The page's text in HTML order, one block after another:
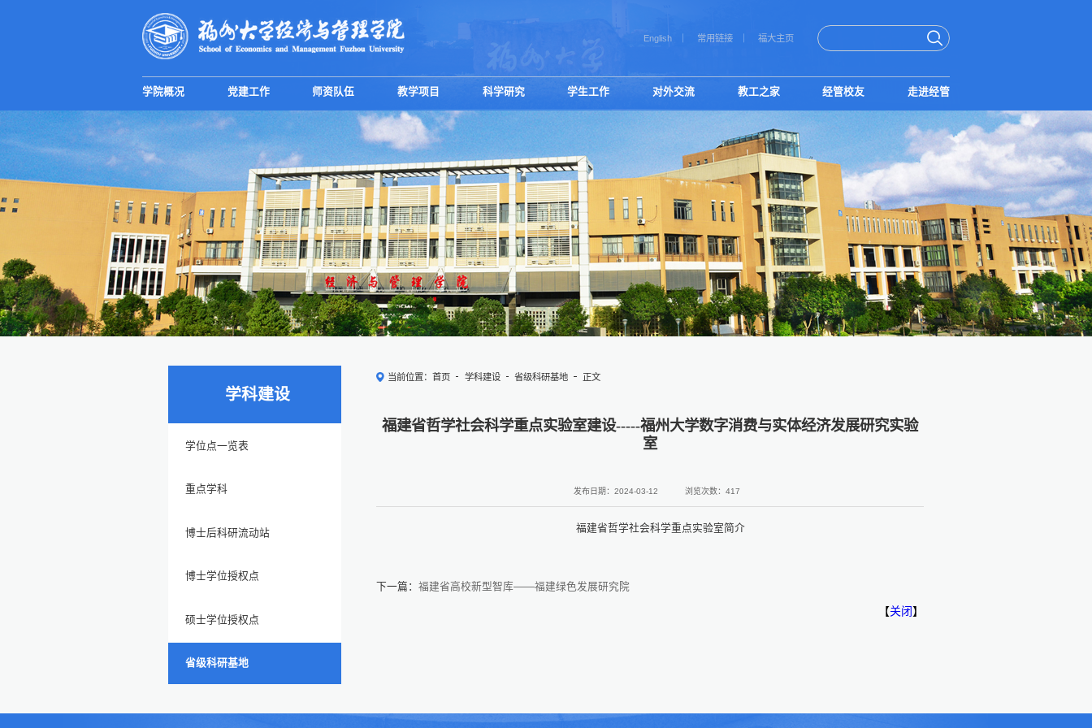
English 常用链接 福大主页
学院概况 党建工作 师资队伍 教学项目 科学研究 学生工作 对外交流 教工之家 经管校友 走进经管
学科建设
学位点一览表
重点学科
博士后科研流动站
博士学位授权点
硕士学位授权点
省级科研基地
当前位置： 首页 学科建设 省级科研基地 正文
福建省哲学社会科学重点实验室建设-----福州大学数字消费与实体经济发展研究实验
室
发布日期：2024-03-12 浏览次数： 417
福建省哲学社会科学重点实验室简介
下一篇： 福建省高校新型智库——福建绿色发展研究院
【关闭】